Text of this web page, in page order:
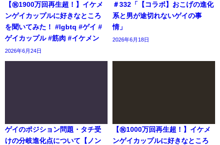
【㊗️1900万回再生超！】イケメ
ンゲイカップルに好きなところ
を聞いてみた！ #lgbtq #ゲイ #
ゲイカップル #筋肉 #イケメン
2026年6月24日
＃332「【コラボ】おこげの進化
系と男が途切れないゲイの事
情」
2026年6月18日
ゲイのポジション問題・タチ受
けの分岐進化点について【ノン
【㊗️1000万回再生超！】イケメ
ンゲイカップルに好きなところ